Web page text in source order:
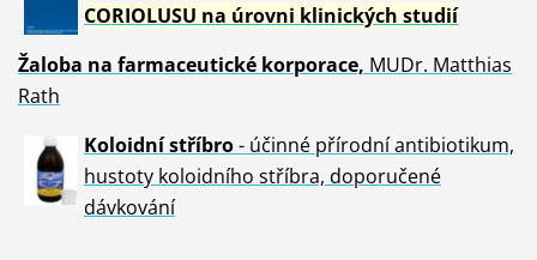
CORIOLUSU na úrovni klinických studií
Žaloba na farmaceutické korporace, MUDr. Matthias
Rath
Koloidní stříbro- účinné přírodní antibiotikum,
hustoty koloidního stříbra, doporučené
dávkování